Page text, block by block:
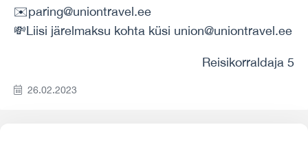
✉️paring@uniontravel.ee
💸Liisi järelmaksu kohta küsi union@uniontravel.ee
Reisikorraldaja 5
26.02.2023